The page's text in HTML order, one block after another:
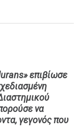
επιβίωσε
να
γεγονός που